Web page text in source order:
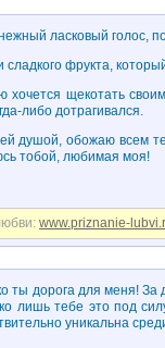
ласковый голос,
фрукта,
щекотать
либо дотрагивался.
душой, обожаю всем
тобой, любимая моя!
www.priznanie-
ты дорога для меня!
лишь тебе это под
уникальна